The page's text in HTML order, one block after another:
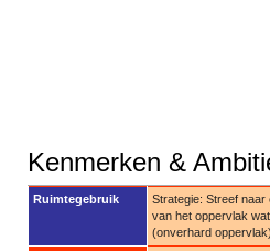
Kenmerken &
Ruimtegebruik
Strategie: Streef naar
van het oppervlak
(onverhard oppervlak)